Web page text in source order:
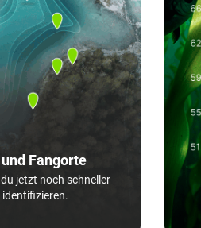
Fangorte
jetzt noch schneller